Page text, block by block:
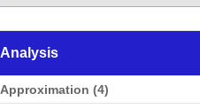
Analysis
Approximation (4)